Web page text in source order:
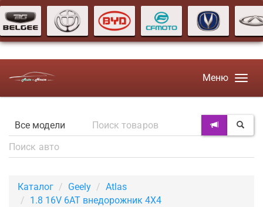
Меню
Каталог Geely
Atlas
1.8 16V 6AT внедорожник 4X4